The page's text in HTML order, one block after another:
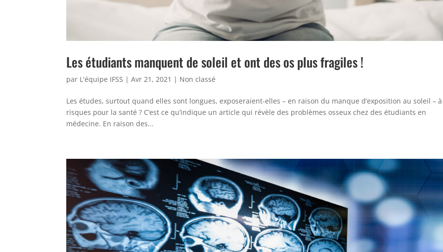
Les étudiants manquent de soleil et ont des os plus fragiles !
par L'équipe IFSS |Avr 21, 2021 | Non classé
Les études, surtout quand elles sont longues, exposeraient-elles – en raison du manque d’exposition au soleil –
risques pour la santé ? C’est ce qu’indique un article qui révèle des problèmes osseux chez des étudiants en
médecine. En raison des...